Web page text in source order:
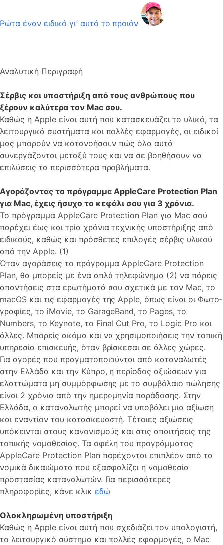
Ρώτα έναν ειδικό γι’ αυτό το προιόν
Αναλυτική Περιγραφή
Σέρβις και υποστήριξη από τους ανθρώπους που
ξέρουν καλύτερα τον Mac σου.
Καθώς η Apple είναι αυτή που κατασκευάζει το υλικό, τα
λειτουργικά συστήματα και πολλές εφαρμογές, οι ειδικοί
μας μπορούν να κατανοήσουν πώς όλα αυτά
συνεργάζονται μεταξύ τους και να σε βοηθήσουν να
επιλύσεις τα περισσότερα προβλήματα.
Αγοράζοντας το πρόγραμμα AppleCare Protection Plan
για Mac, έχεις ήσυχο το κεφάλι σου για 3 χρόνια.
Το πρόγραμμα AppleCare Protection Plan για Mac σού
παρέχει έως και τρία χρόνια τεχνικής υποστή­ριξης από
ειδικούς, καθώς και πρόσθετες επιλογές σέρβις υλικού
από την Apple. (1)
Όταν αγοράσεις το πρόγραμμα AppleCare Protection
Plan, θα μπορείς με ένα απλό τηλεφώνημα (2) να πάρεις
απαντήσεις στα ερωτήματά σου σχετικά με τον Mac, το
macOS και τις εφαρμογές της Apple, όπως είναι οι Φωτο­
γραφίες, το iMovie, το GarageBand, το Pages, το
Numbers, το Keynote, το Final Cut Pro, το Logic Pro και
άλλες. Μπορείς ακόμα και να χρησιμοποιήσεις την τοπική
υπηρεσία επισκευής, όταν βρίσκεσαι σε άλλες χώρες.
Για αγορές που πραγματοποιούνται από καταναλωτές
στην Ελλάδα και την Κύπρο, η περίοδος αξιώσεων για
ελαττώματα μη συμμόρφωσης με το συμβόλαιο πώλησης
είναι 2 χρόνια από την ημερομηνία παράδοσης. Στην
Ελλάδα, ο καταναλωτής μπορεί να υποβάλει μια αξίωση
και εναντίον του κατασκευαστή. Τέτοιες αξιώσεις
υπόκεινται στους κανονισμούς και στις απαιτήσεις της
τοπικής νομοθεσίας. Τα οφέλη του προγράμματος
AppleCare Protection Plan παρέχονται επιπλέον από τα
νομικά δικαιώματα που εξασφαλίζει η νομοθεσία
προστασίας καταναλωτών. Για περισσότερες
πληροφορίες, κάνε κλικ εδώ.
Ολοκληρω­μένη υποστή­ριξη
Καθώς η Apple είναι αυτή που σχεδιάζει τον υπολογιστή,
το λειτουργικό σύστημα και πολλές εφαρμογές, ο Mac